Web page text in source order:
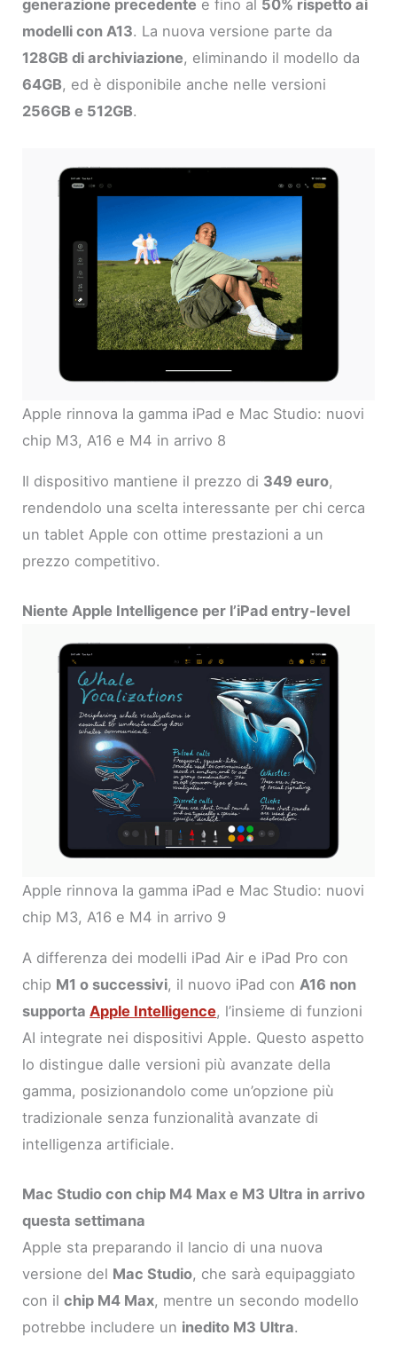
generazione precedente e fino al 50% rispetto ai
modelli con A13. La nuova versione parte da
128GB di archiviazione, eliminando il modello da
64GB, ed è disponibile anche nelle versioni
256GB e 512GB.
Apple rinnova la gamma iPad e Mac Studio: nuovi
chip M3, A16 e M4 in arrivo 8
Il dispositivo mantiene il prezzo di 349 euro,
rendendolo una scelta interessante per chi cerca
un tablet Apple con ottime prestazioni a un
prezzo competitivo.
Niente Apple Intelligence per l’iPad entry-level
Apple rinnova la gamma iPad e Mac Studio: nuovi
chip M3, A16 e M4 in arrivo 9
A differenza dei modelli iPad Air e iPad Pro con
chip M1 o successivi, il nuovo iPad con A16 non
supportaApple Intelligence, l’insieme di funzioni
AI integrate nei dispositivi Apple. Questo aspetto
lo distingue dalle versioni più avanzate della
gamma, posizionandolo come un’opzione più
tradizionale senza funzionalità avanzate di
intelligenza artificiale.
Mac Studio con chip M4 Max e M3 Ultra in arrivo
questa settimana
Apple sta preparando il lancio di una nuova
versione del Mac Studio, che sarà equipaggiato
con ilchip M4 Max, mentre un secondo modello
potrebbe includere un inedito M3 Ultra.